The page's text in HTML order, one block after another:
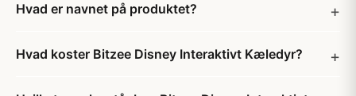
Hvad er navnet på produktet?
Hvad koster Bitzee Disney Interaktivt Kæledyr?